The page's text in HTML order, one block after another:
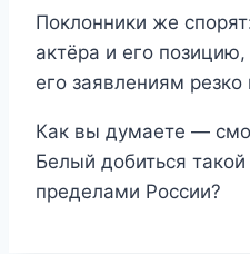
Поклонники же
актёра и его позицию,
его заявлениям резко
Как вы думаете —
Белый добиться
пределами России?